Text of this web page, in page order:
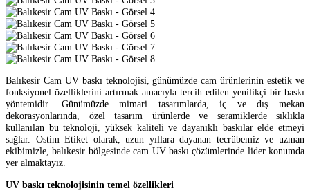
Balıkesir Cam UV baskı teknolojisi, günümüzde cam ürünlerinin estetik ve
fonksiyonel özelliklerini artırmak amacıyla tercih edilen yenilikçi bir baskı
yöntemidir. Günümüzde mimari tasarımlarda, iç ve dış mekan
dekorasyonlarında, özel tasarım ürünlerde ve seramiklerde sıklıkla
kullanılan bu teknoloji, yüksek kaliteli ve dayanıklı baskılar elde etmeyi
sağlar. Ostim Etiket olarak, uzun yıllara dayanan tecrübemiz ve uzman
ekibimizle, balıkesir bölgesinde cam UV baskı çözümlerinde lider konumda
yer almaktayız.
UV baskı teknolojisinin temel özellikleri